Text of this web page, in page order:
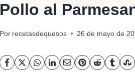
Pollo al
Por recetasdequesos 26 de mayo de